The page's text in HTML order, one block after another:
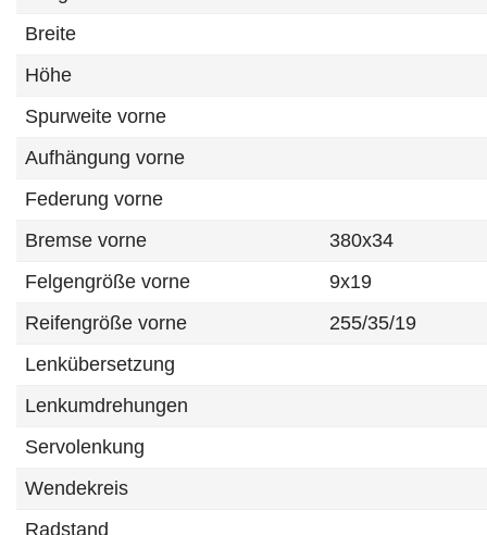
Breite
Höhe
Spurweite vorne
Aufhängung vorne
Federung vorne
Bremse vorne
380x34
Felgengröße vorne
9x19
Reifengröße vorne
255/35/19
Lenkübersetzung
Lenkumdrehungen
Servolenkung
Wendekreis
Radstand